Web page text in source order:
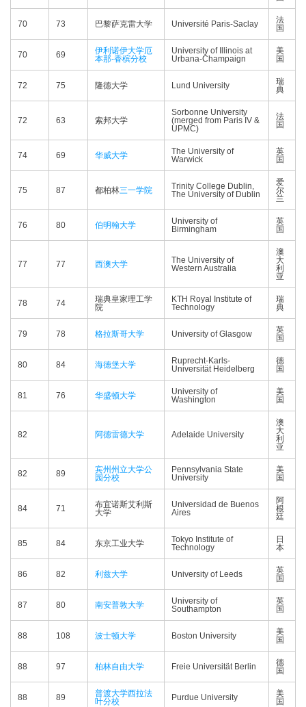
70 73 巴黎萨克雷大学 Université Paris-Saclay
法
国
70 69
伊利诺伊大学厄
本那-香槟分校
University of Illinois at
Urbana-Champaign
美
国
72 75 隆德大学 Lund University
瑞
典
72 63 索邦大学
Sorbonne University
(merged from Paris IV &
UPMC)
法
国
74 69 华威大学
The University of
Warwick
英
国
75 87 都柏林三一学院
Trinity College Dublin,
The University of Dublin
爱
尔
兰
76 80 伯明翰大学
University of
Birmingham
英
国
77 77 西澳大学
The University of
Western Australia
澳
大
利
亚
78 74
瑞典皇家理工学
院
KTH Royal Institute of
Technology
瑞
典
79 78 格拉斯哥大学 University of Glasgow
英
国
80 84 海德堡大学
Ruprecht-Karls-
Universität Heidelberg
德
国
81 76 华盛顿大学
University of
Washington
美
国
82 阿德雷德大学 Adelaide University
澳
大
利
亚
82 89
宾州州立大学公
园分校
Pennsylvania State
University
美
国
84 71
布宜诺斯艾利斯
大学
Universidad de Buenos
Aires
阿
根
廷
85 84 东京工业大学
Tokyo Institute of
Technology
日
本
86 82 利兹大学 University of Leeds
英
国
87 80 南安普敦大学
University of
Southampton
英
国
88 108 波士顿大学 Boston University
美
国
88 97 柏林自由大学 Freie Universität Berlin
德
国
88 89
普渡大学西拉法
叶分校
Purdue University
美
国